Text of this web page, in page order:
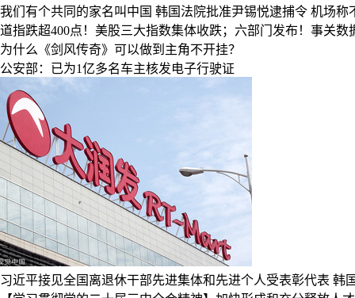
我们有个共同的家名叫中国 韩国法院批准尹锡悦逮捕令 机场称
道指跌超400点！美股三大指数集体收跌；六部门发布！事关
为什么《剑风传奇》可以做到主角不开挂？
公安部：已为1亿多名车主核发电子行驶证
习近平接见全国离退休干部先进集体和先进个人受表彰代表 韩